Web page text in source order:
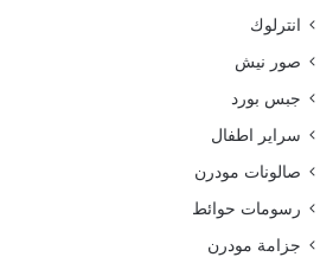
انترلوك
صور نيش
جبس بورد
سراير اطفال
صالونات مودرن
رسومات حوائط
جزامة مودرن